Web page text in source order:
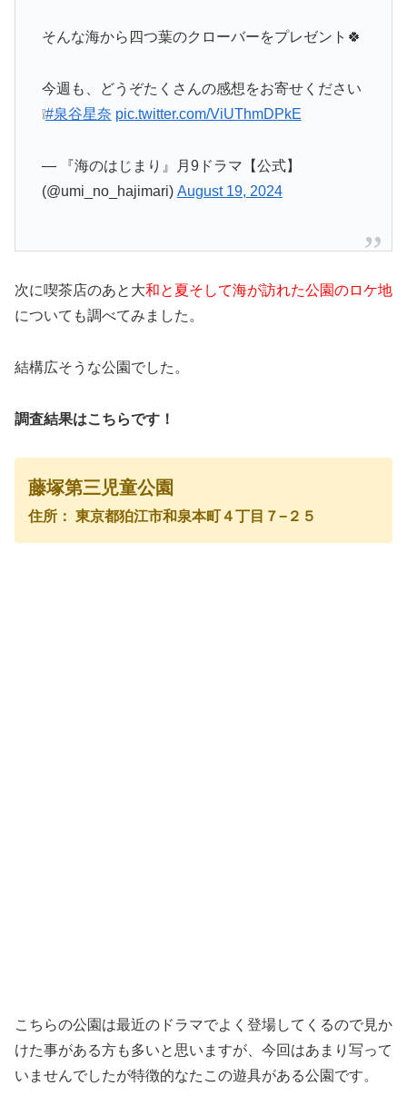
そんな海から四つ葉のクローバーをプレゼント🍀
今週も、どうぞたくさんの感想をお寄せください
❕#泉谷星奈 pic.twitter.com/ViUThmDPkE
— 『海のはじまり』月9ドラマ【公式】
(@umi_no_hajimari) August 19, 2024
次に喫茶店のあと大和と夏そして海が訪れた公園のロケ地
についても調べてみました。
結構広そうな公園でした。
調査結果はこちらです！
藤塚第三児童公園
住所： 東京都狛江市和泉本町４丁目７−２５
こちらの公園は最近のドラマでよく登場してくるので見か
けた事がある方も多いと思いますが、今回はあまり写って
いませんでしたが特徴的なたこの遊具がある公園です。